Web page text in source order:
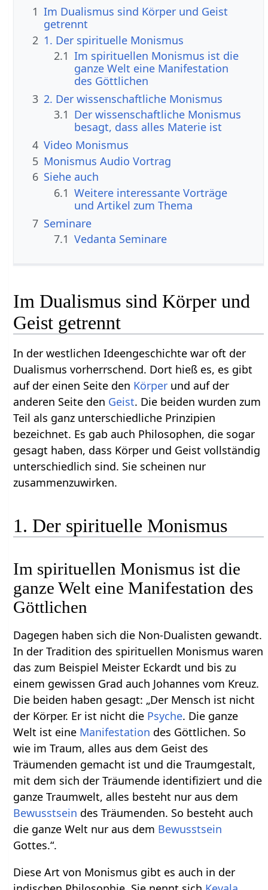
1 Im Dualismus sind Körper und Geist
getrennt
2 1. Der spirituelle Monismus
2.1 Im spirituellen Monismus ist die
ganze Welt eine Manifestation
des Göttlichen
3 2. Der wissenschaftliche Monismus
3.1 Der wissenschaftliche Monismus
besagt, dass alles Materie ist
4 Video Monismus
5 Monismus Audio Vortrag
6 Siehe auch
6.1 Weitere interessante Vorträge
und Artikel zum Thema
7 Seminare
7.1 Vedanta Seminare
Im Dualismus sind Körper und
Geist getrennt
In der westlichen Ideengeschichte war oft der
Dualismus vorherrschend. Dort hieß es, es gibt
auf der einen Seite den Körper und auf der
anderen Seite den Geist. Die beiden wurden zum
Teil als ganz unterschiedliche Prinzipien
bezeichnet. Es gab auch Philosophen, die sogar
gesagt haben, dass Körper und Geist vollständig
unterschiedlich sind. Sie scheinen nur
zusammenzuwirken.
1. Der spirituelle Monismus
Im spirituellen Monismus ist die
ganze Welt eine Manifestation des
Göttlichen
Dagegen haben sich die Non-Dualisten gewandt.
In der Tradition des spirituellen Monismus waren
das zum Beispiel Meister Eckardt und bis zu
einem gewissen Grad auch Johannes vom Kreuz.
Die beiden haben gesagt: „Der Mensch ist nicht
der Körper. Er ist nicht die Psyche. Die ganze
Welt ist eine Manifestation des Göttlichen. So
wie im Traum, alles aus dem Geist des
Träumenden gemacht ist und die Traumgestalt,
mit dem sich der Träumende identifiziert und die
ganze Traumwelt, alles besteht nur aus dem
Bewusstsein des Träumenden. So besteht auch
die ganze Welt nur aus dem Bewusstsein
Gottes.“.
Diese Art von Monismus gibt es auch in der